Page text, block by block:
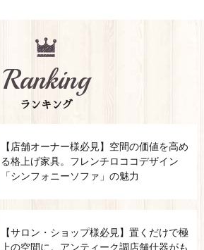
Ranking
ランキング
【店舗オーナー様必見】空間の価値を高め
る格上げ家具。フレンチロココデザイン
「シンフォニーソファ」の魅力
【サロン・ショップ様必見】置くだけで極
上の空間に。アンティーク調店舗什器がも